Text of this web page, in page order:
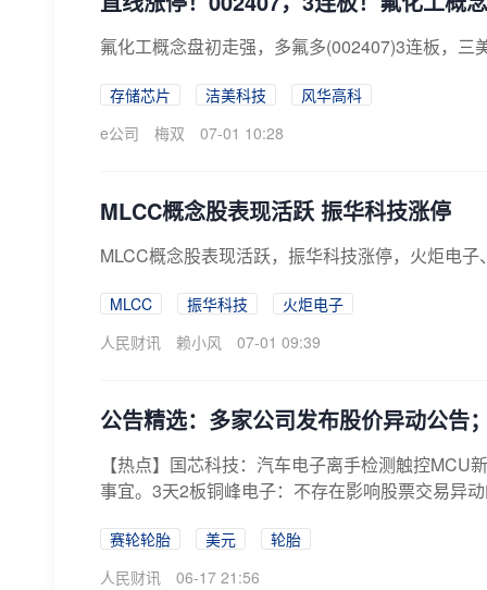
氟化工概念盘初走强，多氟多(002407)3连板，
存储芯片 洁美科技
风华高科
e公司
梅双 07-01 10:28
MLCC概念股表现活跃 振华科技涨停
MLCC概念股表现活跃，振华科技涨停，火炬电
MLCC 振华科技
火炬电子
人民财讯
赖小风 07-01 09:39
公告精选：多家公司发布股价异动公告
【热点】国芯科技：汽车电子离手检测触控
事宜。3天2板铜峰电子：不存在影响股票交易异
赛轮轮胎 美元
轮胎
人民财讯
06-17 21:56